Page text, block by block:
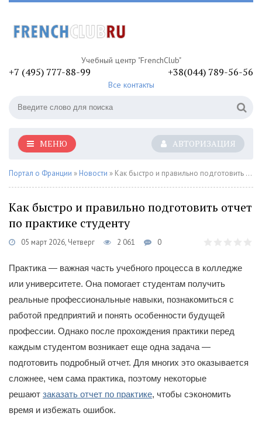
Учебный центр "FrenchClub"
+7 (495) 777-88-99 +38(044) 789-56-56
Все контакты
АВТОРИЗАЦИЯ
МЕНЮ
Портал о Франции » Новости » Как быстро и правильно подготовить отчет по практике студенту
Как быстро и правильно подготовить отчет
по практике студенту
05 март 2026, Четверг 2 061 0
Практика — важная часть учебного процесса в колледже
или университете. Она помогает студентам получить
реальные профессиональные навыки, познакомиться с
работой предприятий и понять особенности будущей
профессии. Однако после прохождения практики перед
каждым студентом возникает еще одна задача —
подготовить подробный отчет. Для многих это оказывается
сложнее, чем сама практика, поэтому некоторые
решают заказать отчет по практике, чтобы сэкономить
время и избежать ошибок.